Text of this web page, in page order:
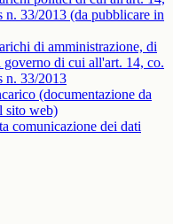
n. 33/2013 (da pubblicare in
di amministrazione, di
governo di cui all'art. 14, co.
n. 33/2013
(documentazione da
sito web)
comunicazione dei dati